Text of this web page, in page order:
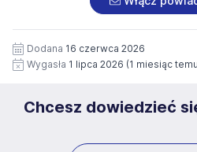
siedziby administratora.
https://www.workprofit.pl/
wizerunku), na potrzeby
12 miesięcy. Zgoda jest
czasie wycofana.
Dodana 16 czerwca 2026
Wygasła 1 lipca 2026 (1 miesiąc
Chcesz dowiedzieć